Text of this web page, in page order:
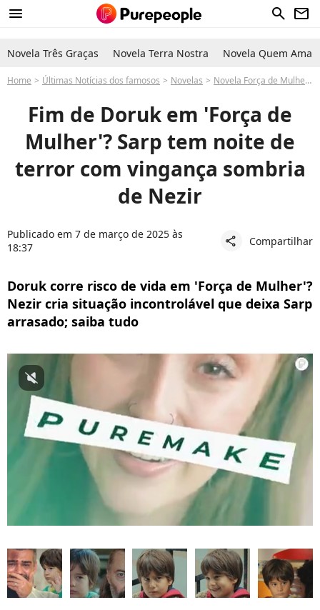
menu search newsletter
Novela Três Graças Novela Terra Nostra Novela Quem Ama
Home Últimas Notícias dos famosos Novelas Novela Força de Mulher
Fim de Doruk em 'Força de
Mulher'? Sarp tem noite de
terror com vingança sombria
de Nezir
Publicado em 7 de março de 2025 às
18:37
share Compartilhar
Doruk corre risco de vida em 'Força de Mulher'?
Nezir cria situação incontrolável que deixa Sarp
arrasado; saiba tudo